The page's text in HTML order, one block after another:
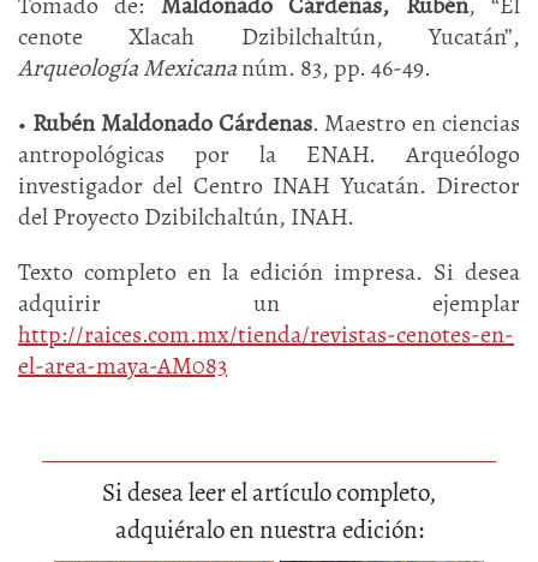
cenote Xlacah Dzibilchaltún, Yucatán”,
Arqueología Mexicananúm. 83, pp. 46-49.
• Rubén Maldonado Cárdenas. Maestro en ciencias
antropológicas por la ENAH. Arqueólogo
investigador del Centro INAH Yucatán. Director
del Proyecto Dzibilchaltún, INAH.
Texto completo en la edición impresa. Si desea
adquirir un ejemplar
http://raices.com.mx/tienda/revistas-cenotes-en-
el-area-maya-AM083
Si desea leer el artículo completo,
adquiéralo en nuestra edición: